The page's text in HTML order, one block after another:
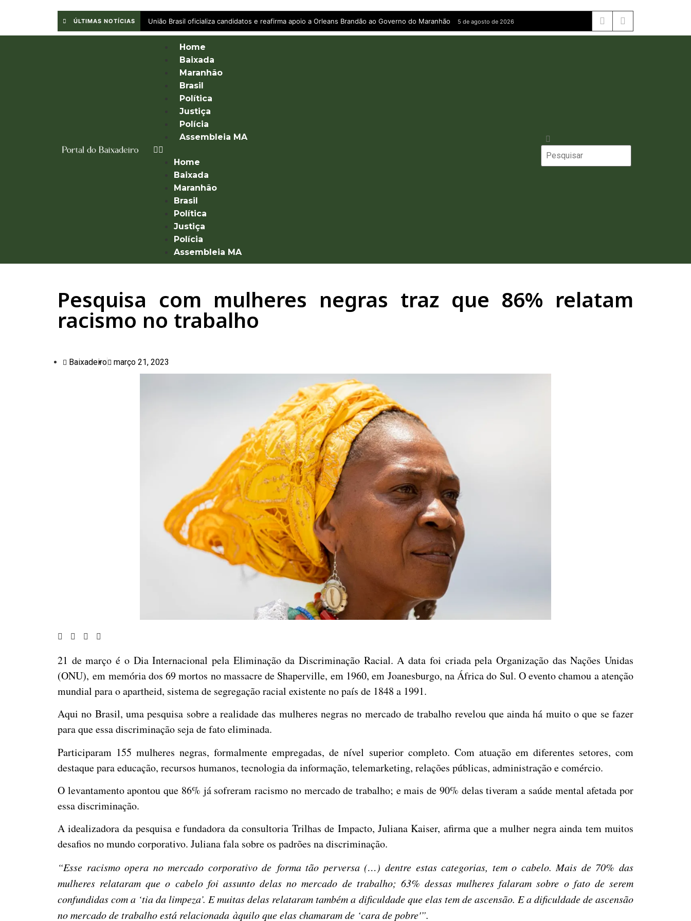
ÚLTIMAS NOTÍCIAS União Brasil oficializa candidatos e reafirma apoio a Orleans Brandão ao Governo do Maranhão 5 de agosto de 2026
Home
Baixada
Maranhão
Brasil
Política
Justiça
Polícia
Assembleia MA
Home
Baixada
Maranhão
Brasil
Política
Justiça
Polícia
Assembleia MA
Pesquisa com mulheres negras traz que 86% relatam
racismo no trabalho
Baixadeiro março 21, 2023
21 de março é o Dia Internacional pela Eliminação da Discriminação Racial. A data foi criada pela Organização das Nações Unidas
(ONU), em memória dos 69 mortos no massacre de Shaperville, em 1960, em Joanesburgo, na África do Sul. O evento chamou a atenção
mundial para o apartheid, sistema de segregação racial existente no país de 1848 a 1991.
Aqui no Brasil, uma pesquisa sobre a realidade das mulheres negras no mercado de trabalho revelou que ainda há muito o que se fazer
para que essa discriminação seja de fato eliminada.
Participaram 155 mulheres negras, formalmente empregadas, de nível superior completo. Com atuação em diferentes setores, com
destaque para educação, recursos humanos, tecnologia da informação, telemarketing, relações públicas, administração e comércio.
O levantamento apontou que 86% já sofreram racismo no mercado de trabalho; e mais de 90% delas tiveram a saúde mental afetada por
essa discriminação.
A idealizadora da pesquisa e fundadora da consultoria Trilhas de Impacto, Juliana Kaiser, afirma que a mulher negra ainda tem muitos
desafios no mundo corporativo. Juliana fala sobre os padrões na discriminação.
“Esse racismo opera no mercado corporativo de forma tão perversa (…) dentre estas categorias, tem o cabelo. Mais de 70% das
mulheres relataram que o cabelo foi assunto delas no mercado de trabalho; 63% dessas mulheres falaram sobre o fato de serem
confundidas com a ‘tia da limpeza’. E muitas delas relataram também a dificuldade que elas tem de ascensão. E a dificuldade de ascensão
no mercado de trabalho está relacionada àquilo que elas chamaram de ‘cara de pobre'”.